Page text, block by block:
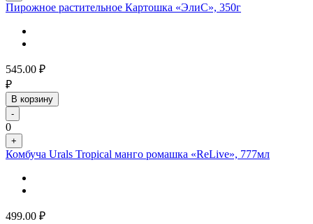
Пирожное растительное Картошка «ЭлиС», 350г
545.00 ₽
₽
В корзину
-
0
+
Комбуча Urals Tropical манго ромашка «ReLive», 777мл
499.00 ₽